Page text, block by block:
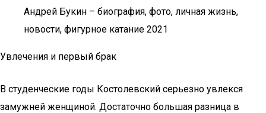
Андрей Букин – биография, фото, личная жизнь,
новости, фигурное катание 2021
Увлечения и первый брак
В студенческие годы Костолевский серьезно увлекся
замужней женщиной. Достаточно большая разница в